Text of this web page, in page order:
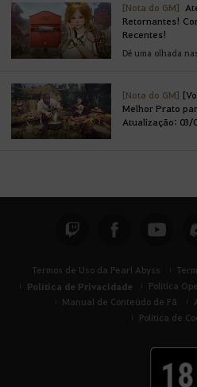
[Nota do GM]
Retornantes!
Recentes!
[Nota do GM]
Melhor Prato
Atualização: 03/
Termos de Uso da Pearl Abyss
Política de Privacidade Política
Manual de Conteúdo de Fã
Política de